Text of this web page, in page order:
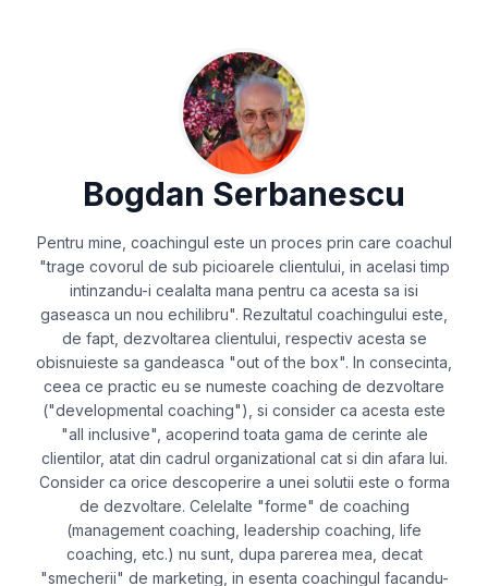
Bogdan Serbanescu
Pentru mine, coachingul este un proces prin care coachul
"trage covorul de sub picioarele clientului, in acelasi timp
intinzandu-i cealalta mana pentru ca acesta sa isi
gaseasca un nou echilibru". Rezultatul coachingului este,
de fapt, dezvoltarea clientului, respectiv acesta se
obisnuieste sa gandeasca "out of the box". In consecinta,
ceea ce practic eu se numeste coaching de dezvoltare
("developmental coaching"), si consider ca acesta este
"all inclusive", acoperind toata gama de cerinte ale
clientilor, atat din cadrul organizational cat si din afara lui.
Consider ca orice descoperire a unei solutii este o forma
de dezvoltare. Celelalte "forme" de coaching
(management coaching, leadership coaching, life
coaching, etc.) nu sunt, dupa parerea mea, decat
"smecherii" de marketing, in esenta coachingul facandu-